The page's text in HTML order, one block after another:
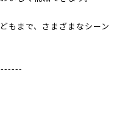
もまで、さまざまなシーン